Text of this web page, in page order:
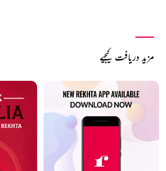
مزید دریافت کیجیے